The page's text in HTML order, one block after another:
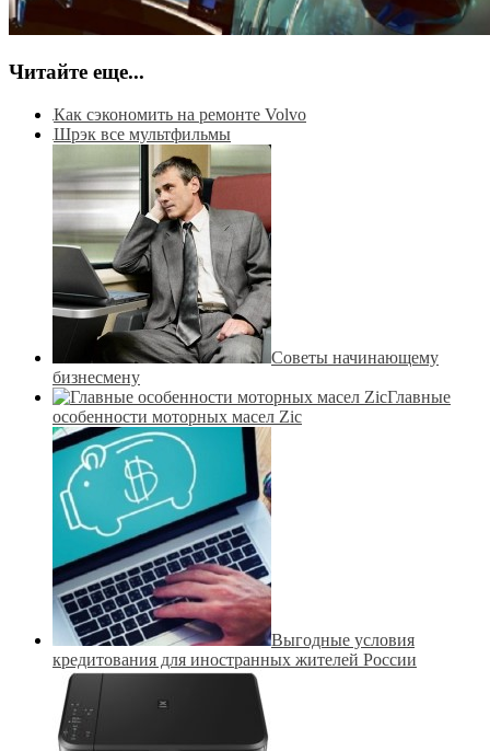
Читайте еще...
Как сэкономить на ремонте Volvo
Шрэк все мультфильмы
Советы начинающему
бизнесмену
Главные
особенности моторных масел Zic
Выгодные условия
кредитования для иностранных жителей России